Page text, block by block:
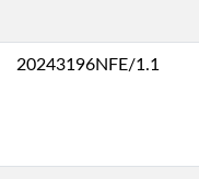
20243196NFE/1.1